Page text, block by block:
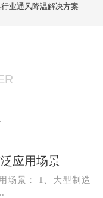
业通风降温解决方案
应用场景
大型制造